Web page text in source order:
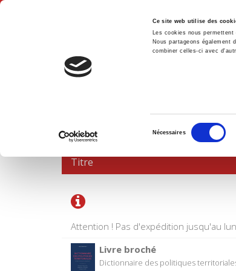
Ce site web utilise des
Les cookies nous
Nous partageons également
combiner celles-ci avec
consentement
Nécessaires
PANIER
Attention ! Pas d'expédition jusqu'au
Titre
Livre broché
Dictionnaire des politiques